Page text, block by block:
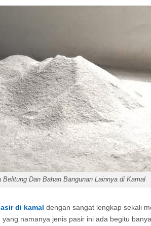
Dan Bahan Bangunan Lainnya di Kamal
di kamal dengan sangat lengkap sekali
namanya jenis pasir ini ada begitu